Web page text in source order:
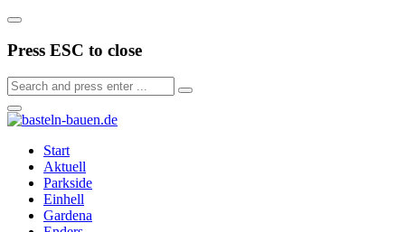
Press ESC to close
Start
Aktuell
Parkside
Einhell
Gardena